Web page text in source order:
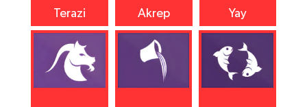
Terazi Akrep Yay